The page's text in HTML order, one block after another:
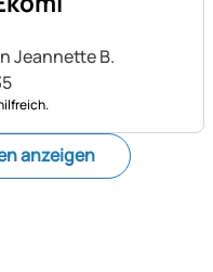
Jeannette B.
anzeigen